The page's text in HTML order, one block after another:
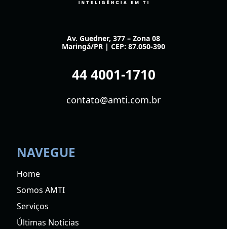
Av. Guedner, 377 – Zona 08
Maringá/PR | CEP: 87.050-390
44 4001-1710
contato@amti.com.br
NAVEGUE
Home
Somos AMTI
Serviços
Últimas Notícias